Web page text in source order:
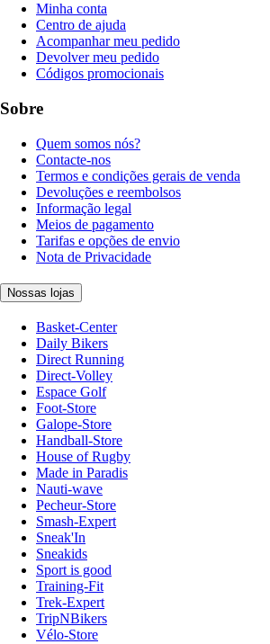
Minha conta
Centro de ajuda
Acompanhar meu pedido
Devolver meu pedido
Códigos promocionais
Sobre
Quem somos nós?
Contacte-nos
Termos e condições gerais de venda
Devoluções e reembolsos
Informação legal
Meios de pagamento
Tarifas e opções de envio
Nota de Privacidade
Nossas lojas
Basket-Center
Daily Bikers
Direct Running
Direct-Volley
Espace Golf
Foot-Store
Galope-Store
Handball-Store
House of Rugby
Made in Paradis
Nauti-wave
Pecheur-Store
Smash-Expert
Sneak'In
Sneakids
Sport is good
Training-Fit
Trek-Expert
TripNBikers
Vélo-Store